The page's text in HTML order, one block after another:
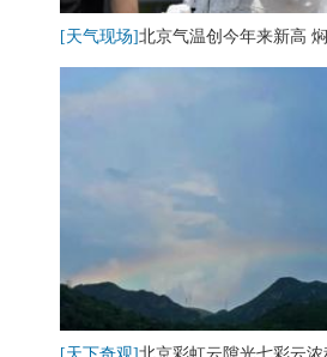
[天气现场]北京气温创今年来新高